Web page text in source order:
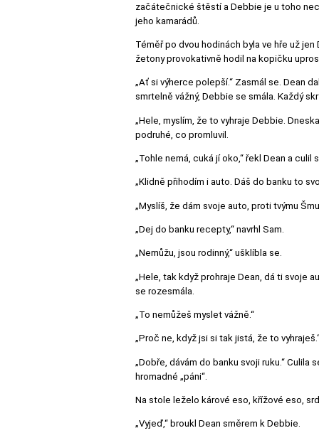
začátečnické štěstí a Debbie je u toho
jeho kamarádů.
Téměř po dvou hodinách byla ve hře už
žetony provokativně hodil na kopičku
„Ať si výherce polepší.“ Zasmál se. Dean
smrtelně vážný, Debbie se smála. Každý
„Hele, myslím, že to vyhraje Debbie.
podruhé, co promluvil.
„Tohle nemá, cuká jí oko,“ řekl Dean a culil
„Klidně přihodím i auto. Dáš do banku to
„Myslíš, že dám svoje auto, proti tvýmu
„Dej do banku recepty,“ navrhl Sam.
„Nemůžu, jsou rodinný,“ ušklíbla se.
„Hele, tak když prohraje Dean, dá ti svoje
se rozesmála.
„To nemůžeš myslet vážně.“
„Proč ne, když jsi si tak jistá, že to
„Dobře, dávám do banku svoji ruku.“ Culila
hromadné „páni“.
Na stole leželo kárové eso, křížové eso,
„Vyjeď,“ broukl Dean směrem k Debbie.